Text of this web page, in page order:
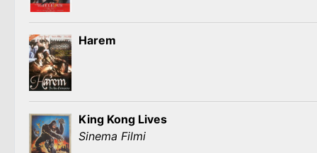
Harem
King Kong Lives
Sinema Filmi